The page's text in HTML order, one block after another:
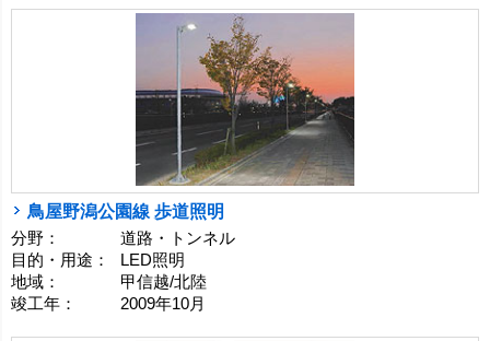
鳥屋野潟公園線 歩道照明
分野：
道路・トンネル
目的・用途：
LED照明
地域：
甲信越/北陸
竣工年：
2009年10月